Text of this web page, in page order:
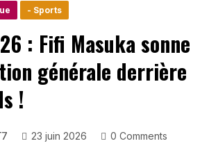
- Sports
: Fifi Masuka sonne
générale derrière
!
23 juin 2026
0 Comments